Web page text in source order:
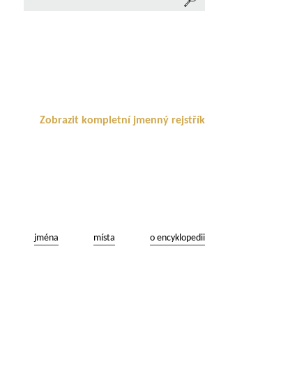
Zobrazit kompletní jmenný rejstřík
jména místa o encyklopedii